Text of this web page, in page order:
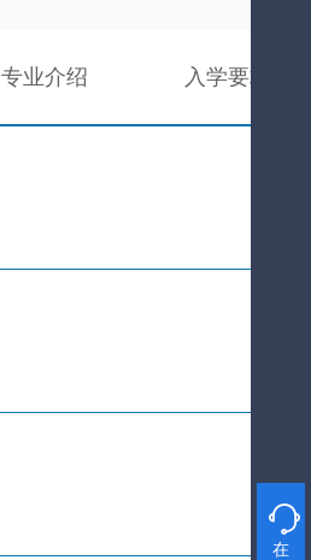
专业介绍 入学要求

在